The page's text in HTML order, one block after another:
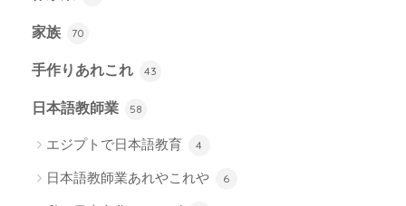
家族 70
手作りあれこれ 43
日本語教師業 58
エジプトで日本語教育 4
日本語教師業あれやこれや 6